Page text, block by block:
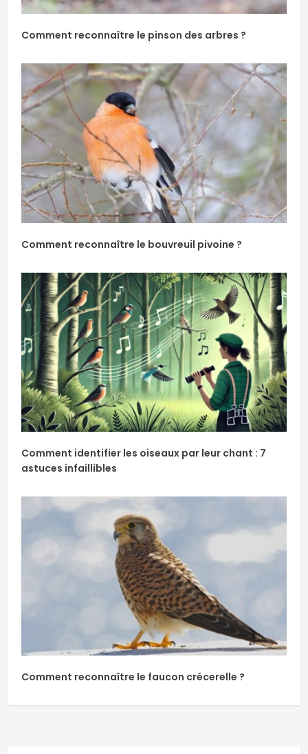
Comment reconnaître le pinson des arbres ?
Comment reconnaître le bouvreuil pivoine ?
Comment identifier les oiseaux par leur chant : 7
astuces infaillibles
Comment reconnaître le faucon crécerelle ?